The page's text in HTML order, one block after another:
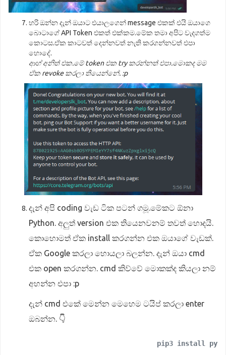
හරි ඔන්න දැන් ඔයාට එයාලගෙන් message එකක් එයි ඔයාගෙ
බොටාගේ API Token එකත් එක්කම.මේක තමා අපිට වැදගත්ම
කොටස.ඒක කාටවත් දෙන්නවත් නැති කරගන්නවත් එපා
හොදේ.
ආහ් අනිත් එක.මේ token එක try කරන්නත් එපා.මොකද මම
ඒක revoke කරලා තියෙන්නේ. :p
දැන් අපි coding වැඩ ටික පටන් ගමූ.මේකට ඕනා
Python. අලුත් version එක තියෙනවනම් තවත් හොදයි.
කොහොමත් ඒක install කරගන්න එක ඔයාගේ වැඩක්.
ඒක Google කරලා හොයලා බලන්න. දැන් ඔයා cmd
එක open කරගන්න. cmd කිව්වේ මොකක්ද කියලා නම්
අහන්න එපා :p
දැන් cmd එකේ මෙන්න මෙහෙම ටයිප් කරලා enter
ඔබන්න. 👇